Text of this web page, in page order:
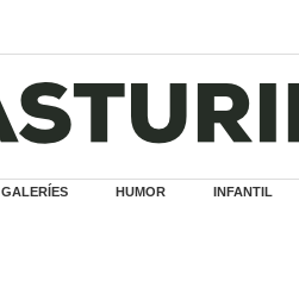
GALERÍES HUMOR INFANTIL